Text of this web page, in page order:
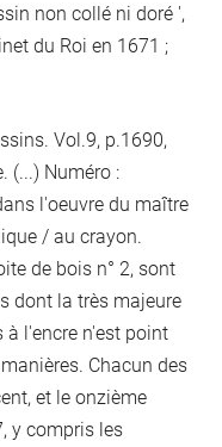
non collé ni doré ',
du Roi en 1671 ;
Vol.9, p.1690,
(...) Numéro :
l'oeuvre du maître
/ au crayon.
de bois n° 2, sont
dont la très majeure
à l'encre n'est point
Chacun des
et le onzième
y compris les